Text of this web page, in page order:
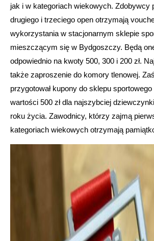
jak i w kategoriach wiekowych. Zdobywcy
drugiego i trzeciego open otrzymają
wykorzystania w stacjonarnym sklepie
mieszczącym się w Bydgoszczy. Będą
odpowiednio na kwoty 500, 300 i 200 zł.
także zaproszenie do komory tlenowej.
przygotował kupony do sklepu
wartości 500 zł dla najszybciej
roku życia. Zawodnicy, którzy zajmą
kategoriach wiekowych otrzymają